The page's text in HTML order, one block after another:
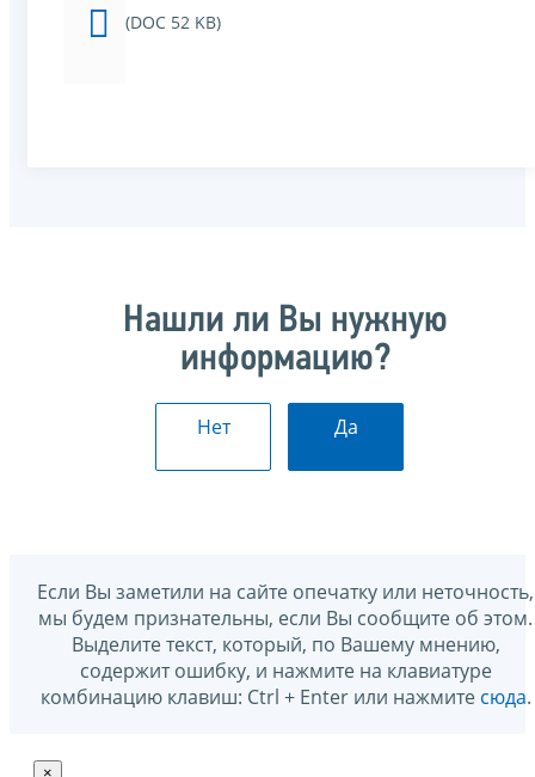
(DOC 52 KB)
Нашли ли Вы нужную
информацию?
Нет Да
Если Вы заметили на сайте опечатку или неточность,
мы будем признательны, если Вы сообщите об этом.
Выделите текст, который, по Вашему мнению,
содержит ошибку, и нажмите на клавиатуре
комбинацию клавиш: Ctrl + Enter или нажмите сюда.
×